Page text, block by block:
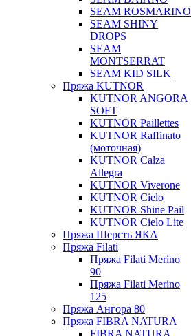
SEAM ROSMARINO
SEAM SHINY
DROPS
SEAM
MONTSERRAT
SEAM KID SILK
Пряжа KUTNOR
KUTNOR ANGORA
SOFT
KUTNOR Paillettes
KUTNOR Raffinato
(моточная)
KUTNOR Calza
Allegra
KUTNOR Viverone
KUTNOR Cielo
KUTNOR Shine Pail
KUTNOR Cielo Lite
Пряжа Шерсть ЯКА
Пряжа Filati
Пряжа Filati Merino
90
Пряжа Filati Merino
125
Пряжа Ангора 80
Пряжа FIBRA NATURA
FIBRA NATURA